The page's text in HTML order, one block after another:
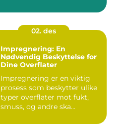
02. des
Impregnering: En
Nødvendig Beskyttelse for
Dine Overflater
Impregnering er en viktig
prosess som beskytter ulike
typer overflater mot fukt,
smuss, og andre ska...